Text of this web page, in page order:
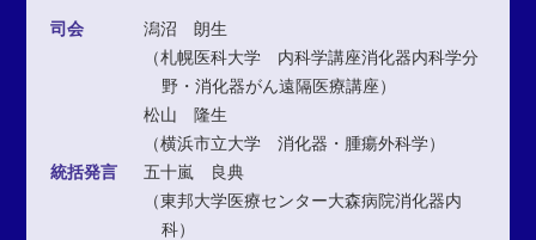
司会
潟沼 朗生
（札幌医科大学 内科学講座消化器内科学分
野・消化器がん遠隔医療講座）
松山 隆生
（横浜市立大学 消化器・腫瘍外科学）
統括発言
五十嵐 良典
（東邦大学医療センター大森病院消化器内
科）